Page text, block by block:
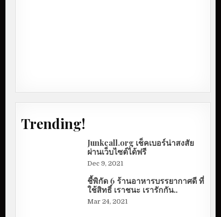
Trending!
Junkcall.org เช็คเบอร์น่าสงสัย
ผ่านเว็บไซต์ได้ฟรี
Dec 9, 2021
ชี้พิกัด 6 ร้านอาหารบรรยากาศดี ที่
ใช้สิทธิ์ เราชนะ เรารักกัน..
Mar 24, 2021